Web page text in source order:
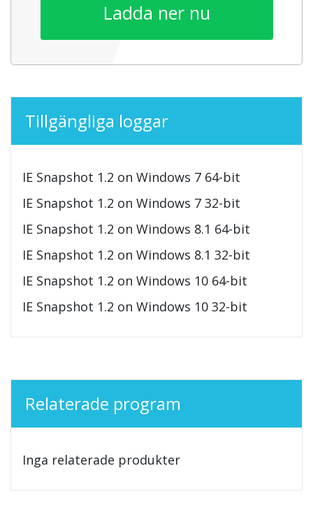
Ladda ner nu
Tillgängliga loggar
IE Snapshot 1.2 on Windows 7 64-bit
IE Snapshot 1.2 on Windows 7 32-bit
IE Snapshot 1.2 on Windows 8.1 64-bit
IE Snapshot 1.2 on Windows 8.1 32-bit
IE Snapshot 1.2 on Windows 10 64-bit
IE Snapshot 1.2 on Windows 10 32-bit
Relaterade program
Inga relaterade produkter